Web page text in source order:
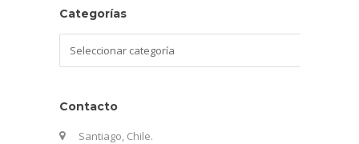
Categorías
Contacto
Santiago, Chile.